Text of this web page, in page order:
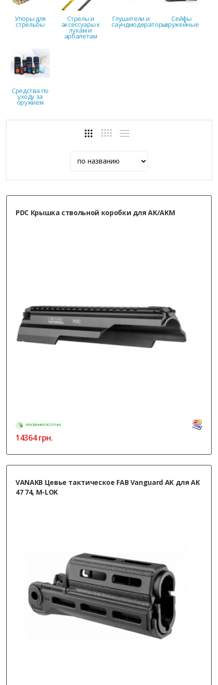
Упоры для
стрельбы
Стрелы и
аксессуары к
лукам и
арбалетам
Глушители и
саундмодераторы
Сейфы
оружейные
Средства по
уходу за
оружием
PDC Крышка ствольной коробки для AK/AKM
МГНОВЕННАЯ РАССРОЧКА
14364грн.
VANAKB Цевье тактическое FAB Vanguard AK для AK
47 74, M-LOK